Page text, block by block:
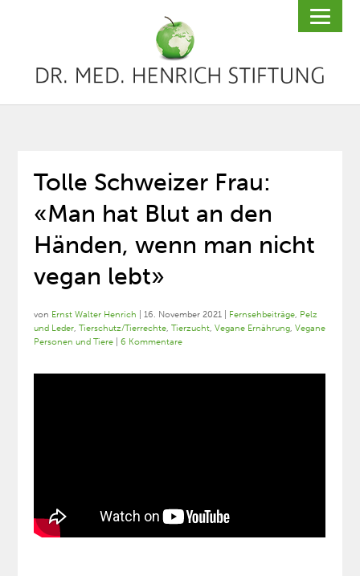
Tolle Schweizer Frau:
«Man hat Blut an den
Händen, wenn man nicht
vegan lebt»
von Ernst Walter Henrich |16. November 2021 Fernsehbeiträge, Pelz
und Leder,Tierschutz/Tierrechte,Tierzucht,Vegane Ernährung,Vegane
Personen und Tiere |6 Kommentare